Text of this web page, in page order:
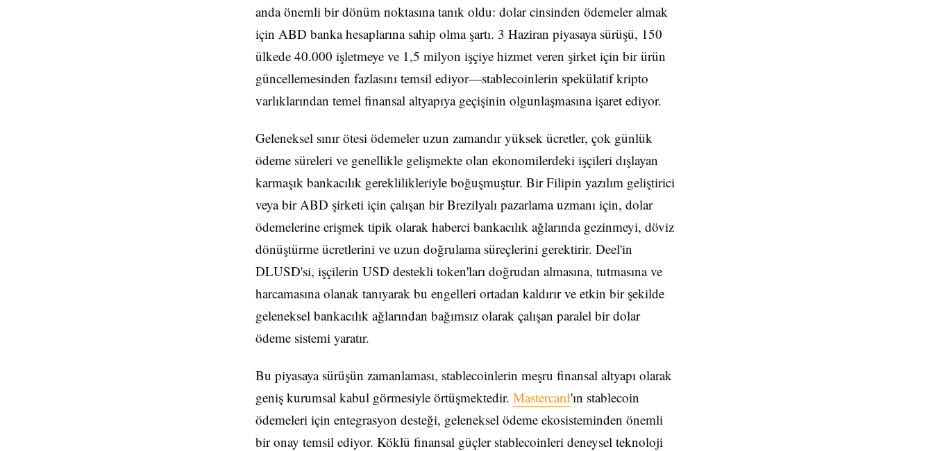
anda önemli bir dönüm noktasına tanık oldu: dolar cinsinden ödemeler almak
için ABD banka hesaplarına sahip olma şartı. 3 Haziran piyasaya sürüşü, 150
ülkede 40.000 işletmeye ve 1,5 milyon işçiye hizmet veren şirket için bir ürün
güncellemesinden fazlasını temsil ediyor—stablecoinlerin spekülatif kripto
varlıklarından temel finansal altyapıya geçişinin olgunlaşmasına işaret ediyor.
Geleneksel sınır ötesi ödemeler uzun zamandır yüksek ücretler, çok günlük
ödeme süreleri ve genellikle gelişmekte olan ekonomilerdeki işçileri dışlayan
karmaşık bankacılık gereklilikleriyle boğuşmuştur. Bir Filipin yazılım geliştirici
veya bir ABD şirketi için çalışan bir Brezilyalı pazarlama uzmanı için, dolar
ödemelerine erişmek tipik olarak haberci bankacılık ağlarında gezinmeyi, döviz
dönüştürme ücretlerini ve uzun doğrulama süreçlerini gerektirir. Deel'in
DLUSD'si, işçilerin USD destekli token'ları doğrudan almasına, tutmasına ve
harcamasına olanak tanıyarak bu engelleri ortadan kaldırır ve etkin bir şekilde
geleneksel bankacılık ağlarından bağımsız olarak çalışan paralel bir dolar
ödeme sistemi yaratır.
Bu piyasaya sürüşün zamanlaması, stablecoinlerin meşru finansal altyapı olarak
geniş kurumsal kabul görmesiyle örtüşmektedir. Mastercard'ın stablecoin
ödemeleri için entegrasyon desteği, geleneksel ödeme ekosisteminden önemli
bir onay temsil ediyor. Köklü finansal güçler stablecoinleri deneysel teknoloji